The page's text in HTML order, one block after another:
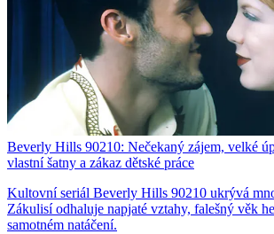
Beverly Hills 90210: Nečekaný zájem, velké
vlastní šatny a zákaz dětské práce
Kultovní seriál Beverly Hills 90210 ukrývá
Zákulisí odhaluje napjaté vztahy, falešný věk
samotném natáčení.